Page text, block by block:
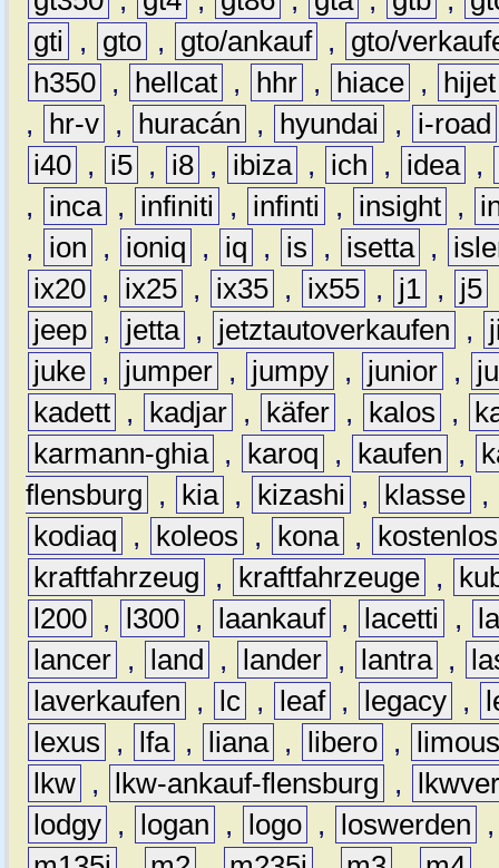
gti
, gto , gto/ankauf ,
gto/
h350 , hellcat , hhr , hiace ,
hijet
,
hr-v , huracán , hyundai ,
i-road
i40 , i5 , i8 , ibiza , ich , idea ,
,
inca , infiniti , infinti , insight ,
,
ion , ioniq , iq , is , isetta ,
ix20 , ix25 , ix35 , ix55 , j1 , j5
jeep , jetta , jetztautoverkaufen ,
juke , jumper , jumpy , junior ,
kadett , kadjar , käfer , kalos ,
karmann-ghia , karoq , kaufen ,
flensburg
, kia , kizashi , klasse ,
kodiaq
, koleos , kona ,
kostenlos
kraftfahrzeug
, kraftfahrzeuge ,
l200 , l300 , laankauf , lacetti ,
lancer , land , lander , lantra ,
laverkaufen
, lc , leaf , legacy ,
lexus
, lfa , liana , libero ,
lkw , lkw-ankauf-flensburg ,
lodgy , logan , logo , loswerden